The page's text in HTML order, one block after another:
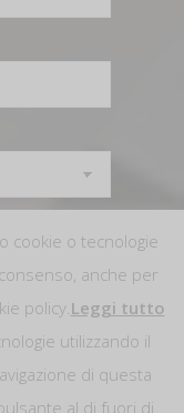
cookie o tecnologie
anche per
policy.Leggi tutto
utilizzando il
di questa
al di fuori di